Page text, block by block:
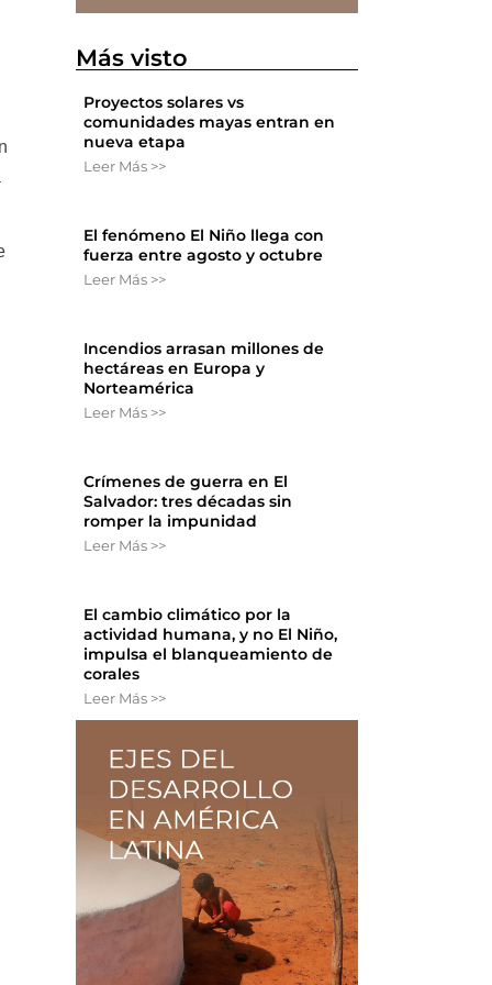
Más visto
Proyectos solares vs
comunidades mayas entran en
nueva etapa
Leer Más >>
El fenómeno El Niño llega con
fuerza entre agosto y octubre
Leer Más >>
Incendios arrasan millones de
hectáreas en Europa y
Norteamérica
Leer Más >>
Crímenes de guerra en El
Salvador: tres décadas sin
romper la impunidad
Leer Más >>
El cambio climático por la
actividad humana, y no El Niño,
impulsa el blanqueamiento de
corales
Leer Más >>